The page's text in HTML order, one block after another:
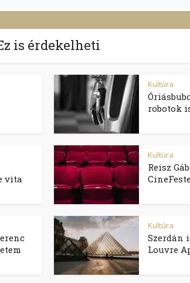
is érdekelheti
Kultúra
robotok
vita
Kultúra
Reisz
Kultúra
Szerdán
Louvre